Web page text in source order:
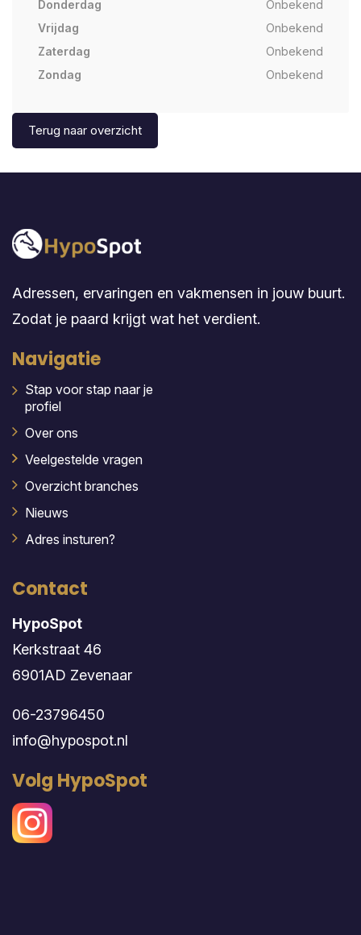
Donderdag
Onbekend
Vrijdag
Onbekend
Zaterdag
Onbekend
Zondag
Onbekend
Terug naar overzicht
Adressen, ervaringen en vakmensen in jouw buurt.
Zodat je paard krijgt wat het verdient.
Navigatie
Stap voor stap naar je
profiel
Over ons
Veelgestelde vragen
Overzicht branches
Nieuws
Adres insturen?
Contact
HypoSpot
Kerkstraat 46
6901AD Zevenaar
06-23796450
info@hypospot.nl
Volg HypoSpot